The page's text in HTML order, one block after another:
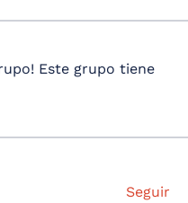
Este grupo tiene
Seguir